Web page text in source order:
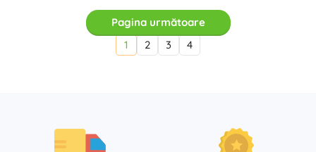
Pagina următoare
1
2 3 4